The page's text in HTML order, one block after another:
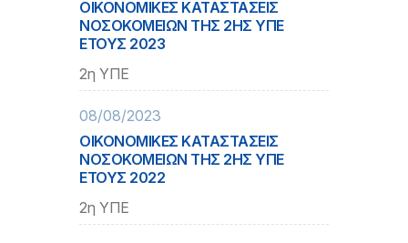
ΟΙΚΟΝΟΜΙΚΕΣ ΚΑΤΑΣΤΑΣΕΙΣ
ΝΟΣΟΚΟΜΕΙΩΝ ΤΗΣ 2ΗΣ ΥΠΕ
ΕΤΟΥΣ 2023
2η ΥΠΕ
08/08/2023
ΟΙΚΟΝΟΜΙΚΕΣ ΚΑΤΑΣΤΑΣΕΙΣ
ΝΟΣΟΚΟΜΕΙΩΝ ΤΗΣ 2ΗΣ ΥΠΕ
ΕΤΟΥΣ 2022
2η ΥΠΕ